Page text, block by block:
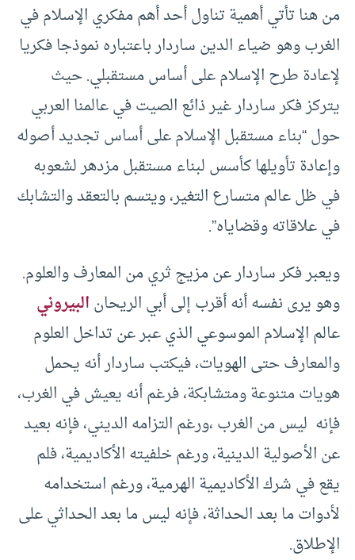
من هنا تأتي أهمية تناول أحد أهم مفكري الإسلام في
الغرب وهو ضياء الدين ساردار باعتباره نموذجا فكريا
لإعادة طرح الإسلام على أساس مستقبلي. حيث
يتركز فكر ساردار غير ذائع الصيت في عالمنا العربي
حول “بناء مستقبل الإسلام على أساس تجديد أصوله
وإعادة تأويلها كأسس لبناء مستقبل مزدهر لشعوبه
في ظل عالم متسارع التغير، ويتسم بالتعقد والتشابك
في علاقاته وقضاياه”.
ويعبر فكر ساردار عن مزيج ثري من المعارف والعلوم.
وهو يرى نفسه أنه أقرب إلى أبي الريحانالبيروني
عالم الإسلام الموسوعي الذي عبر عن تداخل العلوم
والمعارف حتى الهويات، فيكتب ساردار أنه يحمل
هويات متنوعة ومتشابكة، فرغم أنه يعيش في الغرب،
فإنه ليس من الغرب ،ورغم التزامه الديني، فإنه بعيد
عن الأصولية الدينية، ورغم خلفيته الأكاديمية، فلم
يقع في شرك الأكاديمية الهرمية، ورغم استخدامه
لأدوات ما بعد الحداثة، فإنه ليس ما بعد الحداثي على
الإطلاق.